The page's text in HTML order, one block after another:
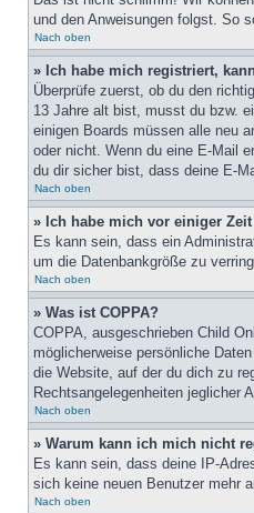
und den Anweisungen folgst. So
Nach oben
» Ich habe mich registriert,
Überprüfe zuerst, ob du den
13 Jahre alt bist, musst du bzw.
einigen Boards müssen alle neu
oder nicht. Wenn du eine E-Mail
du dir sicher bist, dass deine E-
Nach oben
» Ich habe mich vor einiger
Es kann sein, dass ein
um die Datenbankgröße zu
Nach oben
» Was ist COPPA?
COPPA, ausgeschrieben Child
möglicherweise persönliche
die Website, auf der du dich zu
Rechtsangelegenheiten jeglicher
Nach oben
» Warum kann ich mich nicht
Es kann sein, dass deine IP-
sich keine neuen Benutzer mehr
Nach oben